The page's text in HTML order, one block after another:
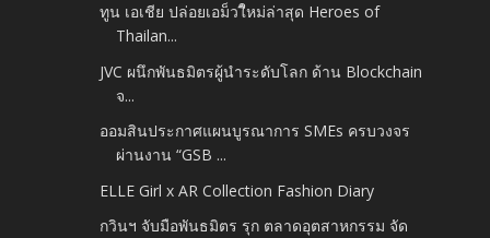
ทูน เอเชีย ปล่อยเอม็วใีหม่ล่าสุด Heroes of
Thailan...
JVC ผนึกพันธมิตรผู้นำระดับโลก ด้าน Blockchain
จ...
ออมสินประกาศแผนบูรณาการ SMEs ครบวงจร
ผ่านงาน “GSB ...
ELLE Girl x AR Collection Fashion Diary
กวินฯ จับมือพันธมิตร รุก ตลาดอุตสาหกรรม จัด